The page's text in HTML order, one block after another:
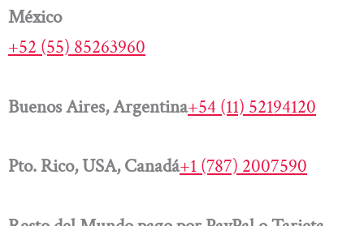
México
+52 (55) 85263960
Buenos Aires, Argentina+54 (11) 52194120
Pto. Rico, USA, Canadá+1 (787) 2007590